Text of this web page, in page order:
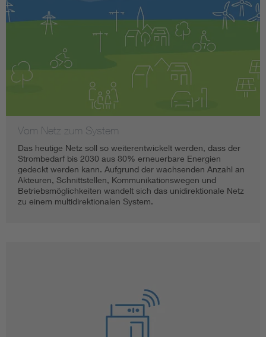
Vom Netz zum System
Das heutige Netz soll so weiterentwickelt werden, dass der
Strombedarf bis 2030 aus 80% erneuerbare Energien
gedeckt werden kann. Aufgrund der wachsenden Anzahl an
Akteuren, Schnittstellen, Kommunikationswegen und
Betriebsmöglichkeiten wandelt sich das unidirektionale Netz
zu einem multidirektionalen System.